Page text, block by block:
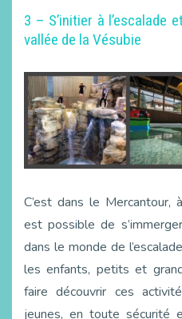
3 – S’initier à l’escalade
vallée de la Vésubie
C’est dans le Mercantour,
est possible de
dans le monde de
les enfants, petits et
faire découvrir ces
jeunes, en toute sécurité